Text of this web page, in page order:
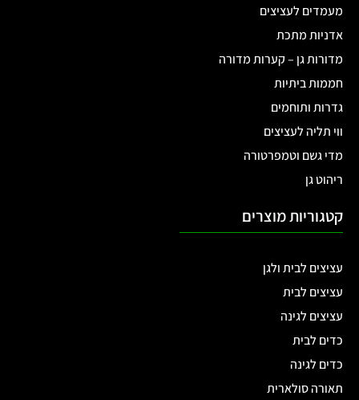
מעמדים לעציצים
אדניות מתכת
מדורות גן – קערות מדורה
חממות ביתיות
גדרות ותוחמים
ווי תליה לעציצים
מדי גשם וטמפרטורה
ריהוט גן
קטגוריות מוצרים
עציצים לבית ולגן
עציצים לבית
עציצים לגינה
כדים לבית
כדים לגינה
תאורה סולארית